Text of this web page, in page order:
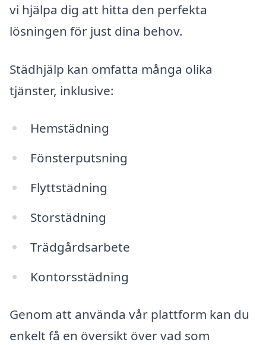
vi hjälpa dig att hitta den perfekta
lösningen för just dina behov.
Städhjälp kan omfatta många olika
tjänster, inklusive:
Hemstädning
Fönsterputsning
Flyttstädning
Storstädning
Trädgårdsarbete
Kontorsstädning
Genom att använda vår plattform kan du
enkelt få en översikt över vad som